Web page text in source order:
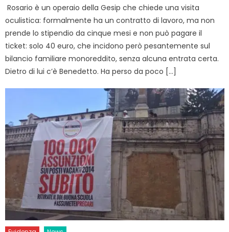
Rosario è un operaio della Gesip che chiede una visita
oculistica: formalmente ha un contratto di lavoro, ma non
prende lo stipendio da cinque mesi e non può pagare il
ticket: solo 40 euro, che incidono però pesantemente sul
bilancio familiare monoreddito, senza alcuna entrata certa.
Dietro di lui c’è Benedetto. Ha perso da poco […]